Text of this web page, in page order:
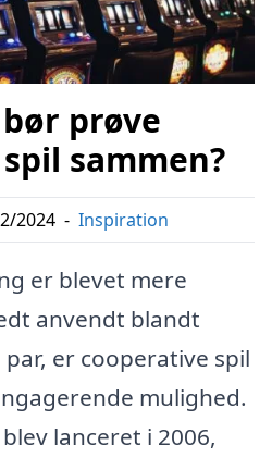
prøve
sammen?
2024 - Inspiration
er blevet mere
anvendt blandt
er cooperative spil
mulighed.
lanceret i 2006,